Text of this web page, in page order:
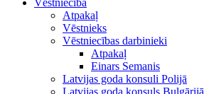
Vēstniecība
Atpakaļ
Vēstnieks
Vēstniecības darbinieki
Atpakaļ
Einars Semanis
Latvijas goda konsuli Polijā
Latvijas goda konsuls Bulgārijā